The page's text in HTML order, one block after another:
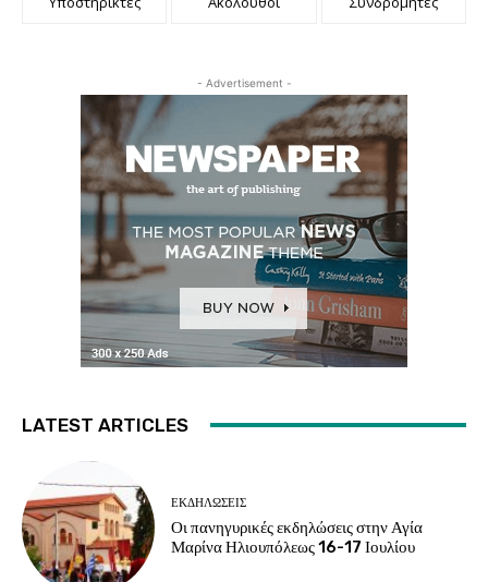
- Advertisement -
LATEST ARTICLES
ΕΚΔΗΛΏΣΕΙΣ
Οι πανηγυρικές εκδηλώσεις στην Αγία
Μαρίνα Ηλιουπόλεως 16-17 Ιουλίου